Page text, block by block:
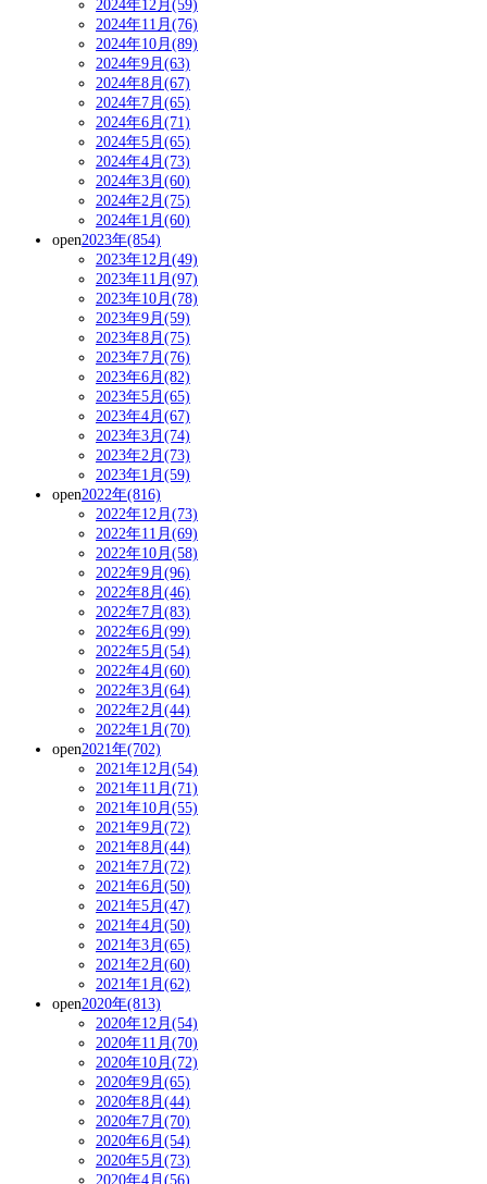
2024年12月(59)
2024年11月(76)
2024年10月(89)
2024年9月(63)
2024年8月(67)
2024年7月(65)
2024年6月(71)
2024年5月(65)
2024年4月(73)
2024年3月(60)
2024年2月(75)
2024年1月(60)
open2023年(854)
2023年12月(49)
2023年11月(97)
2023年10月(78)
2023年9月(59)
2023年8月(75)
2023年7月(76)
2023年6月(82)
2023年5月(65)
2023年4月(67)
2023年3月(74)
2023年2月(73)
2023年1月(59)
open2022年(816)
2022年12月(73)
2022年11月(69)
2022年10月(58)
2022年9月(96)
2022年8月(46)
2022年7月(83)
2022年6月(99)
2022年5月(54)
2022年4月(60)
2022年3月(64)
2022年2月(44)
2022年1月(70)
open2021年(702)
2021年12月(54)
2021年11月(71)
2021年10月(55)
2021年9月(72)
2021年8月(44)
2021年7月(72)
2021年6月(50)
2021年5月(47)
2021年4月(50)
2021年3月(65)
2021年2月(60)
2021年1月(62)
open2020年(813)
2020年12月(54)
2020年11月(70)
2020年10月(72)
2020年9月(65)
2020年8月(44)
2020年7月(70)
2020年6月(54)
2020年5月(73)
2020年4月(56)